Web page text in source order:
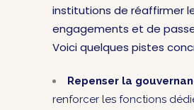
institutions de réaffirmer
engagements et de
Voici quelques pistes
Repenser la
renforcer les fonctions